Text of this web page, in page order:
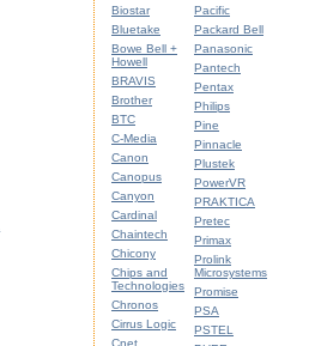
Biostar
Bluetake
Bowe Bell +
Howell
BRAVIS
Brother
BTC
C-Media
Canon
Canopus
Canyon
Cardinal
Chaintech
Chicony
Chips and
Technologies
Chronos
Cirrus Logic
Pacific
Packard Bell
Panasonic
Pantech
Pentax
Philips
Pine
Pinnacle
Plustek
PowerVR
PRAKTICA
Pretec
Primax
Prolink
Microsystems
Promise
PSA
PSTEL